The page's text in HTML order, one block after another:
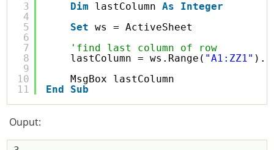
3
4
5
6
7
8
9
10
11
Dim
lastColumn As
Integer
Set
ws = ActiveSheet
'find last column of row
lastColumn = ws.Range( "A1:ZZ1" ).
MsgBox lastColumn
End
Sub
Ouput: